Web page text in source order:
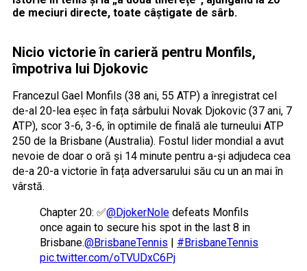
de meciuri directe, toate câștigate de sârb.
Nicio victorie în carieră pentru Monfils,
împotriva lui Djokovic
Francezul Gael Monfils (38 ani, 55 ATP) a înregistrat cel
de-al 20-lea eșec în fața sârbului Novak Djokovic (37 ani, 7
ATP), scor 3-6, 3-6, în optimile de finală ale turneului ATP
250 de la Brisbane (Australia). Fostul lider mondial a avut
nevoie de doar o oră și 14 minute pentru a-și adjudeca cea
de-a 20-a victorie în fața adversarului său cu un an mai în
vârstă.
Chapter 20: ✅@DjokerNoledefeats Monfils
once again to secure his spot in the last 8 in
Brisbane.@BrisbaneTennis | #BrisbaneTennis
pic.twitter.com/oTVUDxC6Pj